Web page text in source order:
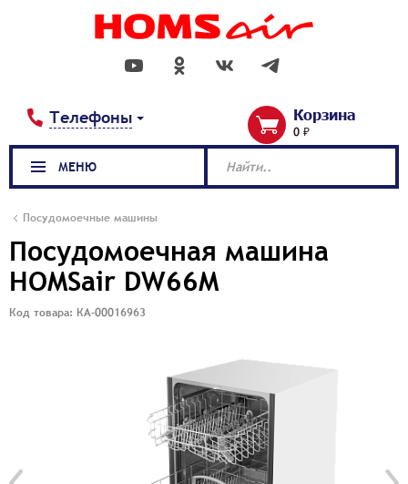
Телефоны Корзина
0 ₽
Посудомоечные машины
Посудомоечная машина
HOMSair DW66M
Код товара: КА-00016963
МЕНЮ Найти..